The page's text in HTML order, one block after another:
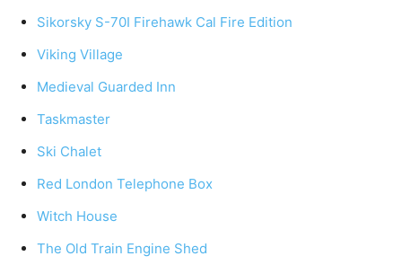
Sikorsky S-70I Firehawk Cal Fire Edition
Viking Village
Medieval Guarded Inn
Taskmaster
Ski Chalet
Red London Telephone Box
Witch House
The Old Train Engine Shed